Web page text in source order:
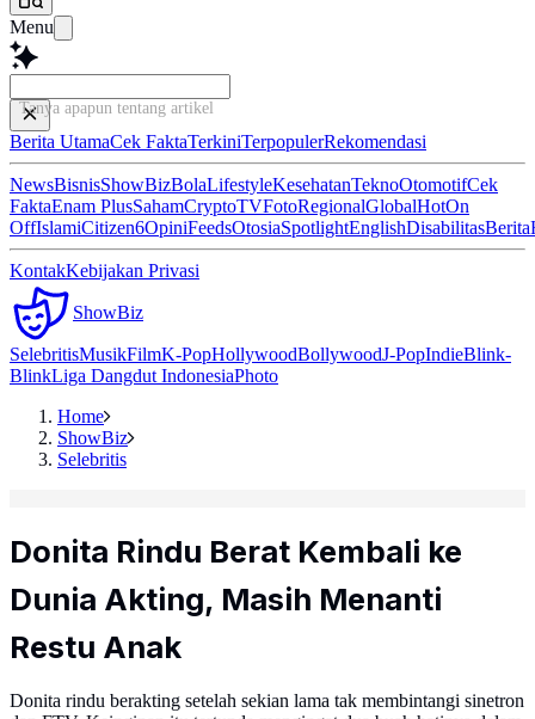
Menu
Tanya apapun tentang artikel ini...
Berita UtamaCek FaktaTerkiniTerpopulerRekomendasi
NewsBisnisShowBizBolaLifestyleKesehatanTeknoOtomotifCek
FaktaEnam PlusSahamCryptoTVFotoRegionalGlobalHotOn
OffIslamiCitizen6OpiniFeedsOtosiaSpotlightEnglishDisabilitasBerita
KontakKebijakan Privasi
ShowBiz
SelebritisMusikFilmK-PopHollywoodBollywoodJ-PopIndieBlink-
BlinkLiga Dangdut IndonesiaPhoto
Home
ShowBiz
Selebritis
Donita Rindu Berat Kembali ke
Dunia Akting, Masih Menanti
Restu Anak
Donita rindu berakting setelah sekian lama tak membintangi sinetron